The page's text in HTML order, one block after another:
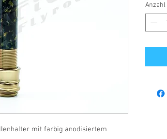
mit farbig anodisiertem
Anzahl